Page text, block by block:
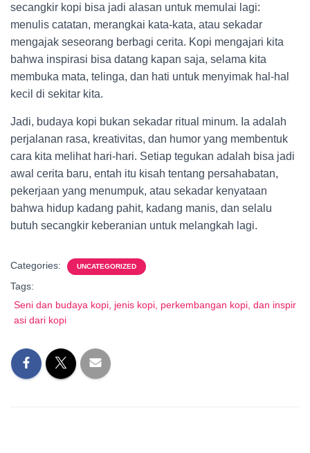
secangkir kopi bisa jadi alasan untuk memulai lagi:
menulis catatan, merangkai kata-kata, atau sekadar
mengajak seseorang berbagi cerita. Kopi mengajari kita
bahwa inspirasi bisa datang kapan saja, selama kita
membuka mata, telinga, dan hati untuk menyimak hal-hal
kecil di sekitar kita.
Jadi, budaya kopi bukan sekadar ritual minum. Ia adalah
perjalanan rasa, kreativitas, dan humor yang membentuk
cara kita melihat hari-hari. Setiap tegukan adalah bisa jadi
awal cerita baru, entah itu kisah tentang persahabatan,
pekerjaan yang menumpuk, atau sekadar kenyataan
bahwa hidup kadang pahit, kadang manis, dan selalu
butuh secangkir keberanian untuk melangkah lagi.
Categories: UNCATEGORIZED
Tags:
Seni dan budaya kopi, jenis kopi, perkembangan kopi, dan inspir
asi dari kopi